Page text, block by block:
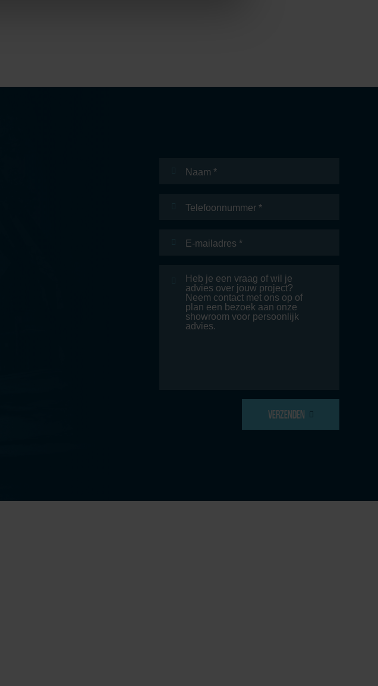
mailadres *
VERZENDEN